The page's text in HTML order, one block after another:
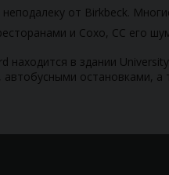
неподалеку от Birkbeck.
и Сохо, СС его
находится в здании
остановками,